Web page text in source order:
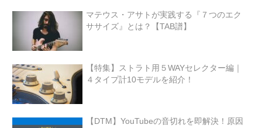
マテウス・アサトが実践する『７つのエク
ササイズ』とは？【TAB譜】
【特集】ストラト用５WAYセレクター編｜
４タイプ計10モデルを紹介！
【DTM】YouTubeの音切れを即解決！原因